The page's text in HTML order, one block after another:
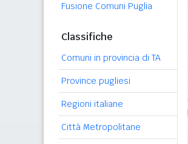
Fusione Comuni Puglia
Classifiche
Comuni in provincia di TA
Province pugliesi
Regioni italiane
Città Metropolitane